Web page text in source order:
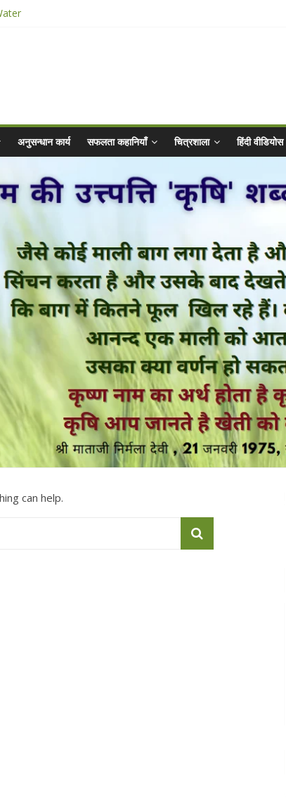
Krishi Promotions
26
अनुसन्धान कार्य सफलता कहानियाँ चित्रशाला हिंदी वीडियोस
can help.